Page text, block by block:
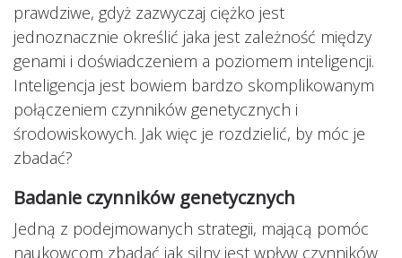
prawdziwe, gdyż zazwyczaj ciężko jest
jednoznacznie określić jaka jest zależność między
genami i doświadczeniem a poziomem inteligencji.
Inteligencja jest bowiem bardzo skomplikowanym
połączeniem czynników genetycznych i
środowiskowych. Jak więc je rozdzielić, by móc je
zbadać?
Badanie czynników genetycznych
Jedną z podejmowanych strategii, mającą pomóc
naukowcom zbadać jak silny jest wpływ czynników